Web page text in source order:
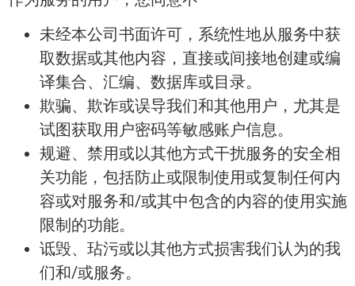
未经本公司书面许可，系统性地从服务中获
取数据或其他内容，直接或间接地创建或编
译集合、汇编、数据库或目录。
欺骗、欺诈或误导我们和其他用户，尤其是
试图获取用户密码等敏感账户信息。
规避、禁用或以其他方式干扰服务的安全相
关功能，包括防止或限制使用或复制任何内
容或对服务和/或其中包含的内容的使用实施
限制的功能。
诋毁、玷污或以其他方式损害我们认为的我
们和/或服务。